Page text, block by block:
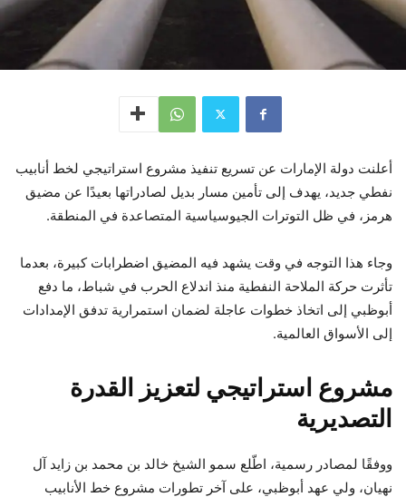
أعلنت دولة الإمارات عن تسريع تنفيذ مشروع استراتيجي لخط أنابيب
نفطي جديد، يهدف إلى تأمين مسار بديل لصادراتها بعيدًا عن مضيق
هرمز، في ظل التوترات الجيوسياسية المتصاعدة في المنطقة.
وجاء هذا التوجه في وقت يشهد فيه المضيق اضطرابات كبيرة، بعدما
تأثرت حركة الملاحة النفطية منذ اندلاع الحرب في شباط، ما دفع
أبوظبي إلى اتخاذ خطوات عاجلة لضمان استمرارية تدفق الإمدادات
إلى الأسواق العالمية.
مشروع استراتيجي لتعزيز القدرة
التصديرية
ووفقًا لمصادر رسمية، اطّلع سمو الشيخ خالد بن محمد بن زايد آل
نهيان، ولي عهد أبوظبي، على آخر تطورات مشروع خط الأنابيب